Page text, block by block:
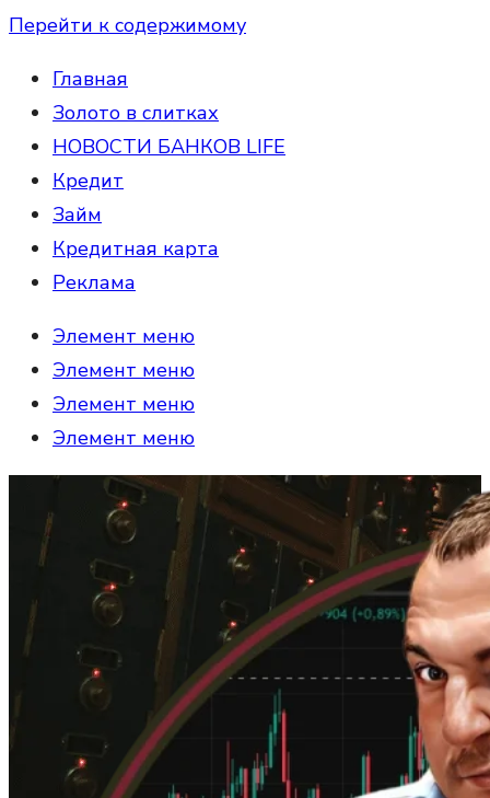
Перейти к содержимому
Главная
Золото в слитках
НОВОСТИ БАНКОВ LIFE
Кредит
Займ
Кредитная карта
Реклама
Элемент меню
Элемент меню
Элемент меню
Элемент меню